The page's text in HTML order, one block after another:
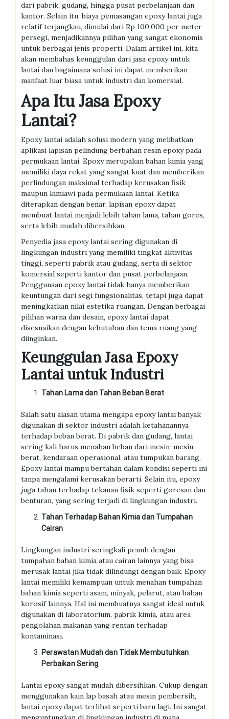
dari pabrik, gudang, hingga pusat perbelanjaan dan
kantor. Selain itu, biaya pemasangan epoxy lantai juga
relatif terjangkau, dimulai dari Rp 100.000 per meter
persegi, menjadikannya pilihan yang sangat ekonomis
untuk berbagai jenis properti. Dalam artikel ini, kita
akan membahas keunggulan dari jasa epoxy untuk
lantai dan bagaimana solusi ini dapat memberikan
manfaat luar biasa untuk industri dan komersial.
Apa Itu Jasa Epoxy
Lantai?
Epoxy lantai adalah solusi modern yang melibatkan
aplikasi lapisan pelindung berbahan resin epoxy pada
permukaan lantai. Epoxy merupakan bahan kimia yang
memiliki daya rekat yang sangat kuat dan memberikan
perlindungan maksimal terhadap kerusakan fisik
maupun kimiawi pada permukaan lantai. Ketika
diterapkan dengan benar, lapisan epoxy dapat
membuat lantai menjadi lebih tahan lama, tahan gores,
serta lebih mudah dibersihkan.
Penyedia jasa epoxy lantai sering digunakan di
lingkungan industri yang memiliki tingkat aktivitas
tinggi, seperti pabrik atau gudang, serta di sektor
komersial seperti kantor dan pusat perbelanjaan.
Penggunaan epoxy lantai tidak hanya memberikan
keuntungan dari segi fungsionalitas, tetapi juga dapat
meningkatkan nilai estetika ruangan. Dengan berbagai
pilihan warna dan desain, epoxy lantai dapat
disesuaikan dengan kebutuhan dan tema ruang yang
diinginkan.
Keunggulan Jasa Epoxy
Lantai untuk Industri
Tahan Lama dan Tahan Beban Berat
Salah satu alasan utama mengapa epoxy lantai banyak
digunakan di sektor industri adalah ketahanannya
terhadap beban berat. Di pabrik dan gudang, lantai
sering kali harus menahan beban dari mesin-mesin
berat, kendaraan operasional, atau tumpukan barang.
Epoxy lantai mampu bertahan dalam kondisi seperti ini
tanpa mengalami kerusakan berarti. Selain itu, epoxy
juga tahan terhadap tekanan fisik seperti goresan dan
benturan, yang sering terjadi di lingkungan industri.
Tahan Terhadap Bahan Kimia dan Tumpahan
Cairan
Lingkungan industri seringkali penuh dengan
tumpahan bahan kimia atau cairan lainnya yang bisa
merusak lantai jika tidak dilindungi dengan baik. Epoxy
lantai memiliki kemampuan untuk menahan tumpahan
bahan kimia seperti asam, minyak, pelarut, atau bahan
korosif lainnya. Hal ini membuatnya sangat ideal untuk
digunakan di laboratorium, pabrik kimia, atau area
pengolahan makanan yang rentan terhadap
kontaminasi.
Perawatan Mudah dan Tidak Membutuhkan
Perbaikan Sering
Lantai epoxy sangat mudah dibersihkan. Cukup dengan
menggunakan kain lap basah atau mesin pembersih,
lantai epoxy dapat terlihat seperti baru lagi. Ini sangat